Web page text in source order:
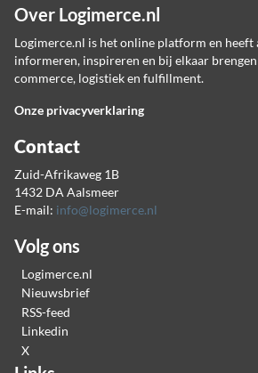
Over Logimerce.nl
Logimerce.nl is het online platform en heeft
informeren, inspireren en bij elkaar
commerce, logistiek en fulfillment.
Onze privacyverklaring
Contact
Zuid-Afrikaweg 1B
1432 DA Aalsmeer
E-mail: info@logimerce.nl
Volg ons
Logimerce.nl
Nieuwsbrief
RSS-feed
Linkedin
X